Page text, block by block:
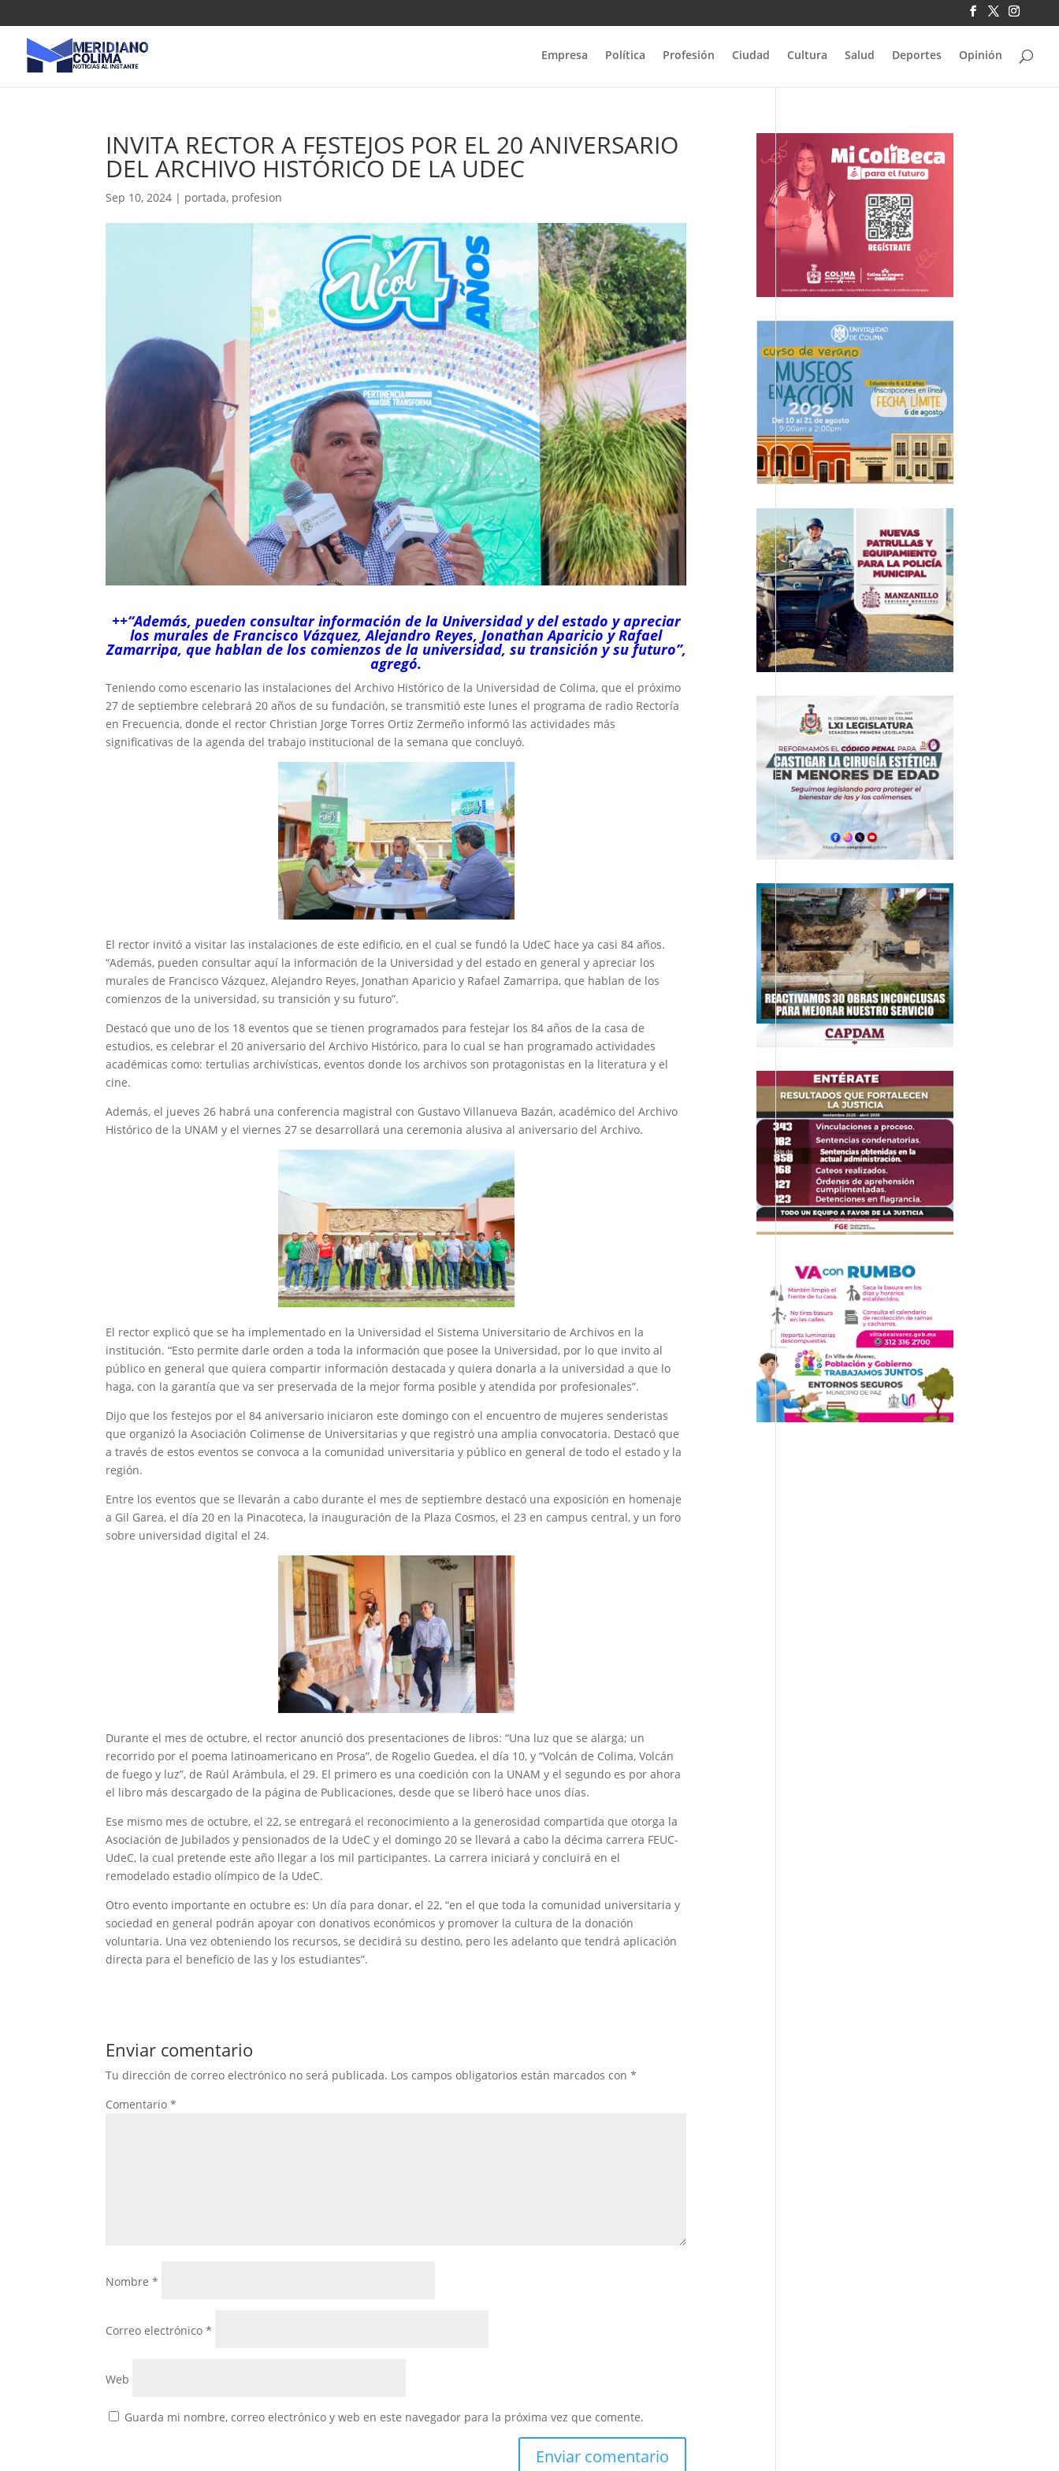
Empresa Política Profesión Ciudad Cultura Salud Deportes Opinión
INVITA RECTOR A FESTEJOS POR EL 20 ANIVERSARIO
DEL ARCHIVO HISTÓRICO DE LA UDEC
Sep 10, 2024 | portada, profesion
++“Además, pueden consultar información de la Universidad y del estado y apreciar
los murales de Francisco Vázquez, Alejandro Reyes, Jonathan Aparicio y Rafael
Zamarripa, que hablan de los comienzos de la universidad, su transición y su futuro”,
agregó.
Teniendo como escenario las instalaciones del Archivo Histórico de la Universidad de Colima, que el próximo
27 de septiembre celebrará 20 años de su fundación, se transmitió este lunes el programa de radio Rectoría
en Frecuencia, donde el rector Christian Jorge Torres Ortiz Zermeño informó las actividades más
significativas de la agenda del trabajo institucional de la semana que concluyó.
El rector invitó a visitar las instalaciones de este edificio, en el cual se fundó la UdeC hace ya casi 84 años.
“Además, pueden consultar aquí la información de la Universidad y del estado en general y apreciar los
murales de Francisco Vázquez, Alejandro Reyes, Jonathan Aparicio y Rafael Zamarripa, que hablan de los
comienzos de la universidad, su transición y su futuro”.
Destacó que uno de los 18 eventos que se tienen programados para festejar los 84 años de la casa de
estudios, es celebrar el 20 aniversario del Archivo Histórico, para lo cual se han programado actividades
académicas como: tertulias archivísticas, eventos donde los archivos son protagonistas en la literatura y el
cine.
Además, el jueves 26 habrá una conferencia magistral con Gustavo Villanueva Bazán, académico del Archivo
Histórico de la UNAM y el viernes 27 se desarrollará una ceremonia alusiva al aniversario del Archivo.
El rector explicó que se ha implementado en la Universidad el Sistema Universitario de Archivos en la
institución. “Esto permite darle orden a toda la información que posee la Universidad, por lo que invito al
público en general que quiera compartir información destacada y quiera donarla a la universidad a que lo
haga, con la garantía que va ser preservada de la mejor forma posible y atendida por profesionales”.
Dijo que los festejos por el 84 aniversario iniciaron este domingo con el encuentro de mujeres senderistas
que organizó la Asociación Colimense de Universitarias y que registró una amplia convocatoria. Destacó que
a través de estos eventos se convoca a la comunidad universitaria y público en general de todo el estado y la
región.
Entre los eventos que se llevarán a cabo durante el mes de septiembre destacó una exposición en homenaje
a Gil Garea, el día 20 en la Pinacoteca, la inauguración de la Plaza Cosmos, el 23 en campus central, y un foro
sobre universidad digital el 24.
Durante el mes de octubre, el rector anunció dos presentaciones de libros: “Una luz que se alarga; un
recorrido por el poema latinoamericano en Prosa”, de Rogelio Guedea, el día 10, y “Volcán de Colima, Volcán
de fuego y luz”, de Raúl Arámbula, el 29. El primero es una coedición con la UNAM y el segundo es por ahora
el libro más descargado de la página de Publicaciones, desde que se liberó hace unos días.
Ese mismo mes de octubre, el 22, se entregará el reconocimiento a la generosidad compartida que otorga la
Asociación de Jubilados y pensionados de la UdeC y el domingo 20 se llevará a cabo la décima carrera FEUC-
UdeC, la cual pretende este año llegar a los mil participantes. La carrera iniciará y concluirá en el
remodelado estadio olímpico de la UdeC.
Otro evento importante en octubre es: Un día para donar, el 22, “en el que toda la comunidad universitaria y
sociedad en general podrán apoyar con donativos económicos y promover la cultura de la donación
voluntaria. Una vez obteniendo los recursos, se decidirá su destino, pero les adelanto que tendrá aplicación
directa para el beneficio de las y los estudiantes”.
Enviar comentario
Tu dirección de correo electrónico no será publicada. Los campos obligatorios están marcados con*
Comentario*
Nombre*
Correo electrónico*
Web
Guarda mi nombre, correo electrónico y web en este navegador para la próxima vez que comente.